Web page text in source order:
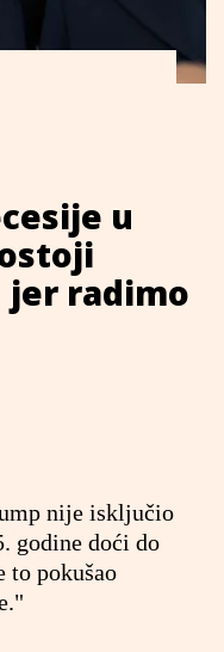
u
radimo
nije isključio
godine doći do
to pokušao